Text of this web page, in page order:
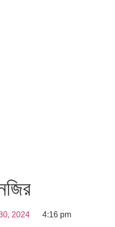
2024 4:16 pm